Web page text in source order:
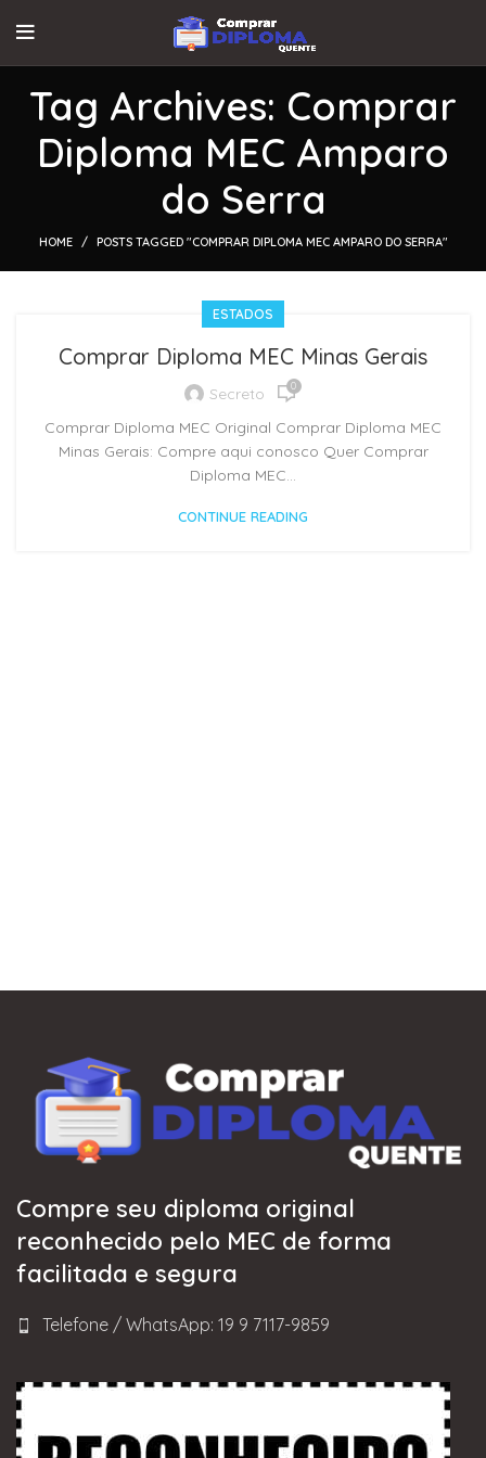
Tag Archives: Comprar
Diploma MEC Amparo
do Serra
HOME POSTS TAGGED "COMPRAR DIPLOMA MEC AMPARO DO SERRA"
ESTADOS
Comprar Diploma MEC Minas Gerais
Secreto 0
Comprar Diploma MEC Original Comprar Diploma MEC
Minas Gerais: Compre aqui conosco Quer Comprar
Diploma MEC...
CONTINUE READING
Compre seu diploma original
reconhecido pelo MEC de forma
facilitada e segura
Telefone / WhatsApp: 19 9 7117-9859